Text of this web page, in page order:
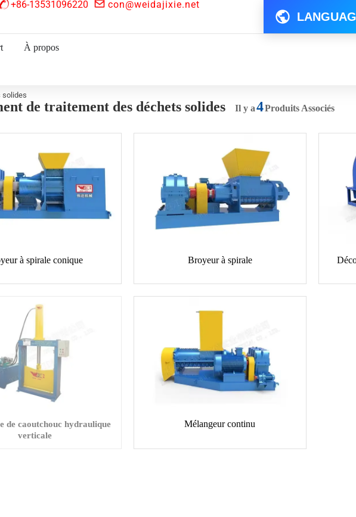
+86-13531096220 con@weidajixie.net
À propos
solides
de traitement des déchets solides Il y a4Produits Associés
à spirale conique Broyeur à spirale
de caoutchouc hydraulique
verticale
Mélangeur continu